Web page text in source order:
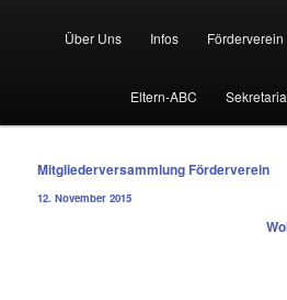
Über Uns Infos Förderverein
Eltern-ABC
Beitragsnavigation
Mitgliederversammlung Förderverein
12. November 2015